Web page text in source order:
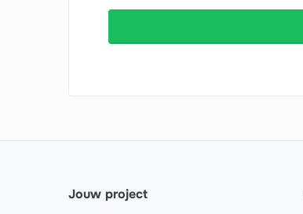
Jouw project